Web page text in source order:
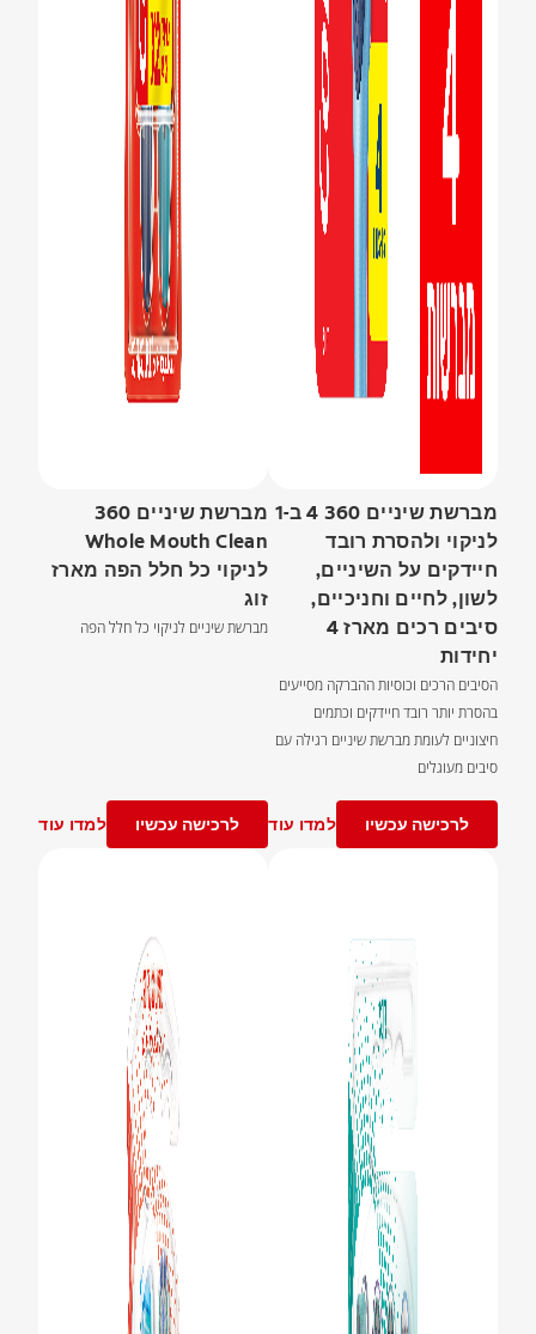
מברשת שיניים 360 4 ב-1
לניקוי ולהסרת רובד
חיידקים על השיניים,
לשון, לחיים וחניכיים,
סיבים רכים מארז 4
יחידות
הסיבים הרכים וכוסיות ההברקה מסייעים
בהסרת יותר רובד חיידקים וכתמים
חיצוניים לעומת מברשת שיניים רגילה עם
סיבים מעוגלים
לרכישה עכשיו למדו עוד
מברשת שיניים 360
Whole Mouth Clean
לניקוי כל חלל הפה מארז
זוג
מברשת שיניים לניקוי כל חלל הפה
לרכישה עכשיו למדו עוד